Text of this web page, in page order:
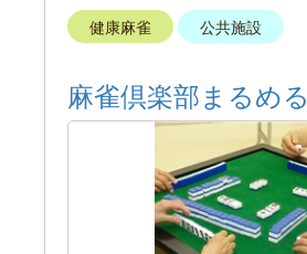
健康麻雀 公共施設
麻雀倶楽部まるめる